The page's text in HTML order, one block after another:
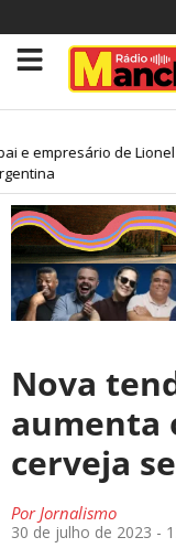
e empresário de Lionel
Nova
aumenta
cerveja
PorJornalismo
30 de julho de 2023 -